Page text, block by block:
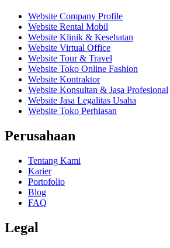
Website Company Profile
Website Rental Mobil
Website Klinik & Kesehatan
Website Virtual Office
Website Tour & Travel
Website Toko Online Fashion
Website Kontraktor
Website Konsultan & Jasa Profesional
Website Jasa Legalitas Usaha
Website Toko Perhiasan
Perusahaan
Tentang Kami
Karier
Portofolio
Blog
FAQ
Legal